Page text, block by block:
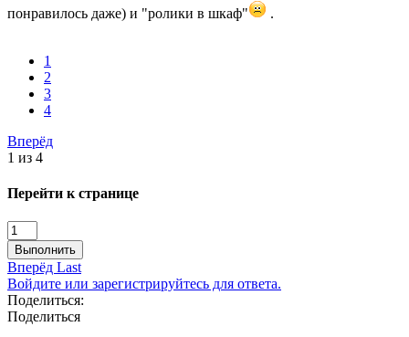
понравилось даже) и "ролики в шкаф"
.
1
2
3
4
Вперёд
1 из 4
Перейти к странице
Выполнить
Вперёд Last
Войдите или зарегистрируйтесь для ответа.
Поделиться:
Поделиться